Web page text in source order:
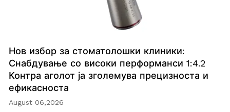
Нов избор за стоматолошки клиники:
Снабдување со високи перформанси 1:4.2
Контра аголот ја зголемува прецизноста и
ефикасноста
August 06,2026